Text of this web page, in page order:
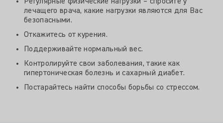
лечащего врача, какие нагрузки являются для Вас
безопасными.
Откажитесь от курения.
Поддерживайте нормальный вес.
Контролируйте свои заболевания, такие как
гипертоническая болезнь и сахарный диабет.
Постарайтесь найти способы борьбы со стрессом.